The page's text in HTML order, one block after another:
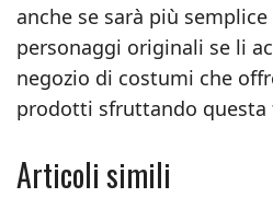
anche se sarà più
personaggi originali se li
negozio di costumi che
prodotti sfruttando questa
Articoli simili